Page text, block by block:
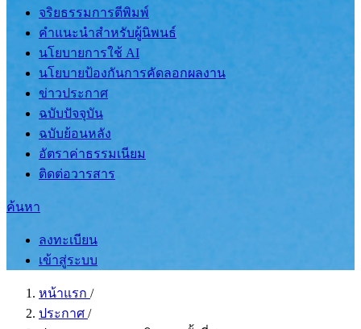
จริยธรรมการตีพิมพ์
คำแนะนำสำหรับผู้นิพนธ์
นโยบายการใช้ AI
นโยบายป้องกันการคัดลอกผลงาน
ข่าวประกาศ
ฉบับปัจจุบัน
ฉบับย้อนหลัง
อัตราค่าธรรมเนียม
ติดต่อวารสาร
ค้นหา
ลงทะเบียน
เข้าสู่ระบบ
หน้าแรก /
ประกาศ /